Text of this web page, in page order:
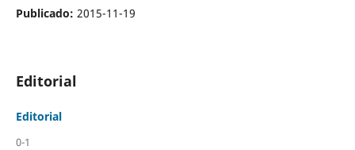
Publicado: 2015-11-19
Editorial
Editorial
0-1